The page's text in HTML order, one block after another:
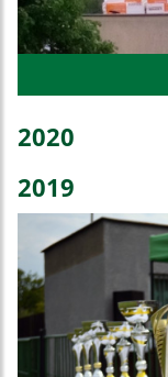
2020
2019